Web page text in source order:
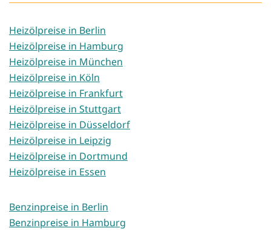
Heizölpreise in Berlin
Heizölpreise in Hamburg
Heizölpreise in München
Heizölpreise in Köln
Heizölpreise in Frankfurt
Heizölpreise in Stuttgart
Heizölpreise in Düsseldorf
Heizölpreise in Leipzig
Heizölpreise in Dortmund
Heizölpreise in Essen
Benzinpreise in Berlin
Benzinpreise in Hamburg